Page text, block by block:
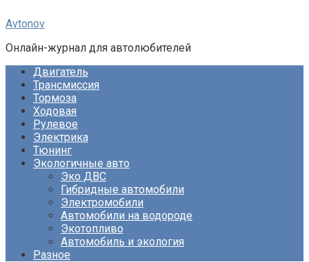
Avtonov
Онлайн-журнал для автолюбителей
Двигатель
Трансмиссия
Тормоза
Ходовая
Рулевое
Электрика
Тюнинг
Экологичные авто
Эко ДВС
Гибридные автомобили
Электромобили
Автомобили на водороде
Экотопливо
Автомобиль и экология
Разное